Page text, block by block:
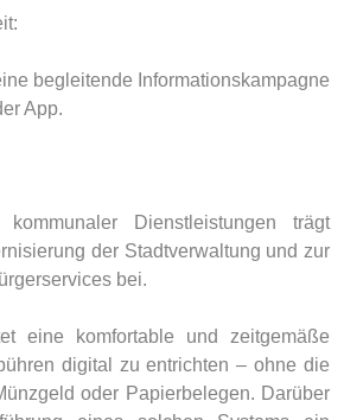
begleitende Informationskampagne
App.
Dienstleistungen trägt
der Stadtverwaltung und zur
bei.
eine komfortable und zeitgemäße
digital zu entrichten – ohne die
oder Papierbelegen. Darüber